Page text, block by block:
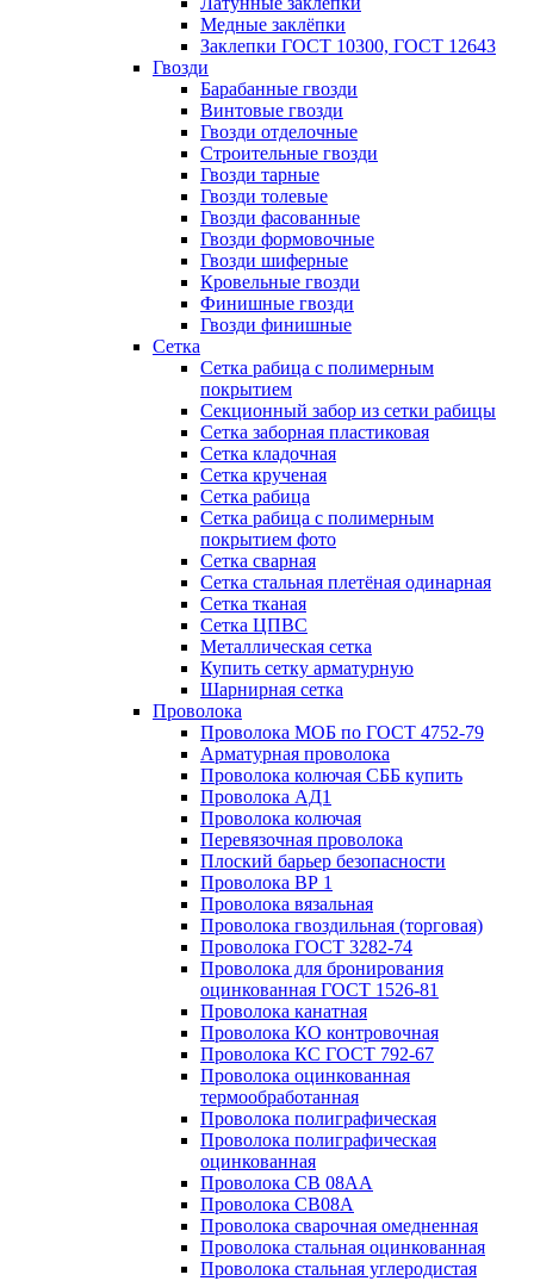
Медные заклёпки
Заклепки ГОСТ 10300, ГОСТ 12643
Гвозди
Барабанные гвозди
Винтовые гвозди
Гвозди отделочные
Строительные гвозди
Гвозди тарные
Гвозди толевые
Гвозди фасованные
Гвозди формовочные
Гвозди шиферные
Кровельные гвозди
Финишные гвозди
Гвозди финишные
Сетка
Сетка рабица с полимерным
покрытием
Секционный забор из сетки рабицы
Сетка заборная пластиковая
Сетка кладочная
Сетка крученая
Сетка рабица
Сетка рабица с полимерным
покрытием фото
Сетка сварная
Сетка стальная плетёная одинарная
Сетка тканая
Сетка ЦПВС
Металлическая сетка
Купить сетку арматурную
Шарнирная сетка
Проволока
Проволока МОБ по ГОСТ 4752-79
Арматурная проволока
Проволока колючая СББ купить
Проволока АД1
Проволока колючая
Перевязочная проволока
Плоский барьер безопасности
Проволока ВР 1
Проволока вязальная
Проволока гвоздильная (торговая)
Проволока ГОСТ 3282-74
Проволока для бронирования
оцинкованная ГОСТ 1526-81
Проволока канатная
Проволока КО контровочная
Проволока КС ГОСТ 792-67
Проволока оцинкованная
термообработанная
Проволока полиграфическая
Проволока полиграфическая
оцинкованная
Проволока СВ 08АА
Проволока СВ08А
Проволока сварочная омедненная
Проволока стальная оцинкованная
Проволока стальная углеродистая